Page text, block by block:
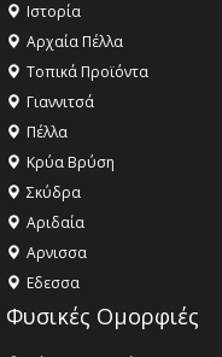
Ιστορία
Αρχαία Πέλλα
Τοπικά Προϊόντα
Γιαννιτσά
Πέλλα
Κρύα Βρύση
Σκύδρα
Αριδαία
Aρνισσα
Eδεσσα
Φυσικές Ομορφιές